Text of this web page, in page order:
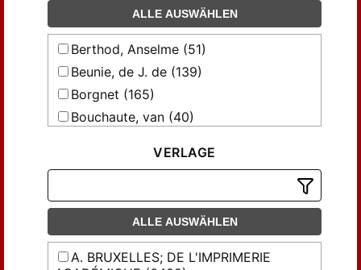
ALLE AUSWÄHLEN
Berthod, Anselme (51)
Beunie, de J. de (139)
Borgnet (165)
Bouchaute, van (40)
Burtin, Franc.Xav. (17)
Catalan, Eugène (699)
Cesàro, G. (80)
Chalon, Renier (38)
VERLAGE
ALLE AUSWÄHLEN
A. BRUXELLES; DE L'IMPRIMERIE